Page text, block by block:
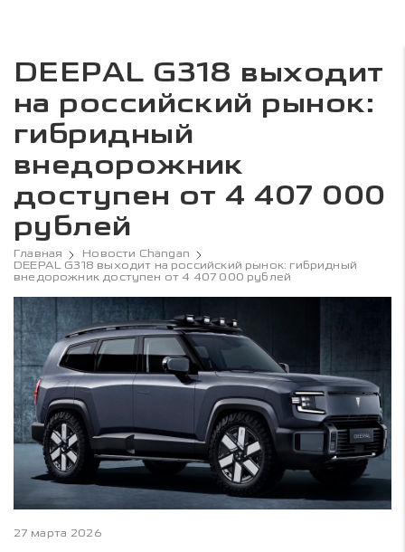
DEEPAL G318 выходит
на российский рынок:
гибридный
внедорожник
доступен от 4 407 000
рублей
Главная
Новости Changan
DEEPAL G318 выходит на российский рынок: гибридный
внедорожник доступен от 4 407 000 рублей
27 марта 2026